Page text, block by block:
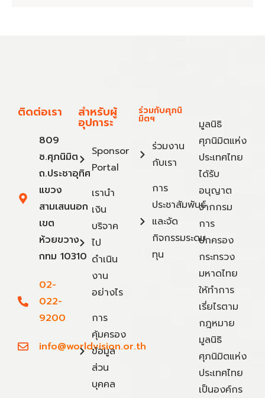
ติดต่อเรา
809
ซ.ศุภนิมิต
ถ.ประชาอุทิศ
แขวง
สามเสนนอก
เขต
ห้วยขวาง
กทม 10310
02-
022-
9200
info@worldvision.or.th
สำหรับผู้
อุปการะ
Sponsor
Portal
เรานำ
เงิน
บริจาค
ไป
ดำเนิน
งาน
อย่างไร
การ
คุ้มครอง
ข้อมูล
ส่วน
บุคคล
ร่วมกับศุภนิ
มิตฯ
ร่วมงาน
กับเรา
การ
ประชาสัมพันธ์
และจัด
กิจกรรมระดม
ทุน
มูลนิธิ
ศุภนิมิตแห่ง
ประเทศไทย
ได้รับ
อนุญาต
จากกรม
การ
ปกครอง
กระทรวง
มหาดไทย
ให้ทำการ
เรี่ยไรตาม
กฎหมาย
มูลนิธิ
ศุภนิมิตแห่ง
ประเทศไทย
เป็นองค์กร